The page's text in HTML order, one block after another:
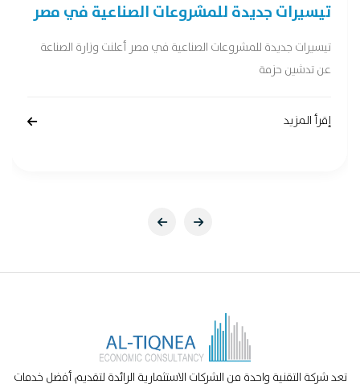
تيسيرات جديدة للمشروعات الصناعية في مصر
تيسيرات جديدة للمشروعات الصناعية في مصر أعلنت وزارة الصناعة
عن تدشين حزمة
إقرأ المزيد
تعد شركة التقنية واحدة من الشركات الاستثمارية الرائدة لتقديم أفضل خدمات